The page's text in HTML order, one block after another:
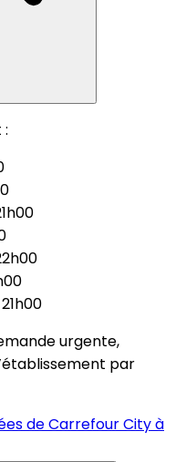
urgente,
par
de Carrefour City à